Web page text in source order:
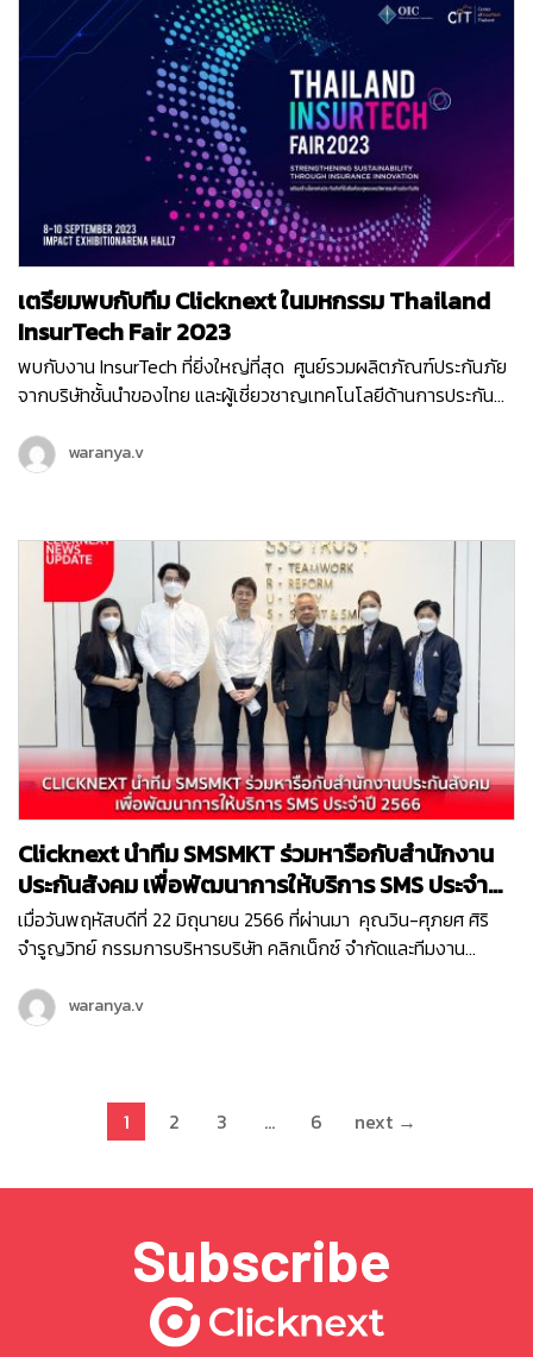
เตรียมพบกับทีม Clicknext ในมหกรรม Thailand
InsurTech Fair 2023
พบกับงาน InsurTech ที่ยิ่งใหญ่ที่สุด ศูนย์รวมผลิตภัณฑ์ประกันภัย
จากบริษัทชั้นนำของไทย และผู้เชี่ยวชาญเทคโนโลยีด้านการประกัน
มหกรรมเทคโนโลยีประกันภัยยิ่งใหญ่ครบวงจรแห่งปี ที่จัดโดย
สำนักงานคณะกรรมการกำกับและส่งเสริมการประกอบธุรกิจประกัน
ช่วยยกระดับการบริการให้กับธุรกิจประกันภัย เข้าร่วมงานนี้ด้วย…
waranya.v
Clicknext นำทีม SMSMKT ร่วมหารือกับสำนักงาน
ประกันสังคม เพื่อพัฒนาการให้บริการ SMS ประจำปี
2566
เมื่อวันพฤหัสบดีที่ 22 มิถุนายน 2566 ที่ผ่านมา คุณวิน-ศุภยศ ศิริ
จำรูญวิทย์ กรรมการบริหารบริษัท คลิกเน็กซ์ จำกัดและทีมงาน
เกี่ยวกับแนวทางการพัฒนาการให้บริการ ” โครงการบริการส่ง
ข้อความสั้นทางโทรศัพท์มือถือ Short Message Service (SMS)…
waranya.v
1 2 3 … 6 next →
Subscribe